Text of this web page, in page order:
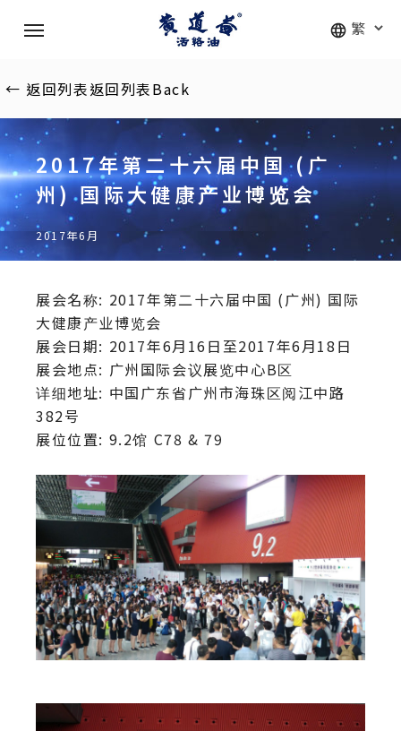
content
Menu
← 返回列表返回列表Back
2017年第二十六届中国 (广
州) 国际大健康产业博览会
2017年6月
展会名称: 2017年第二十六届中国 (广州) 国际
大健康产业博览会
展会日期: 2017年6月16日至2017年6月18日
展会地点: 广州国际会议展览中心B区
详细地址: 中国广东省广州市海珠区阅江中路
382号
展位位置: 9.2馆 C78 & 79